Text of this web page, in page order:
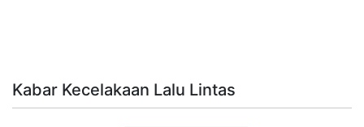
Kabar Kecelakaan Lalu Lintas